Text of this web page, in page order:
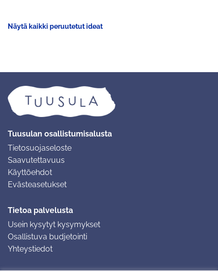
Näytä kaikki peruutetut ideat
Tuusulan osallistumisalusta
Tietosuojaseloste
Saavutettavuus
Käyttöehdot
Evästeasetukset
Tietoa palvelusta
Usein kysytyt kysymykset
Osallistuva budjetointi
Yhteystiedot